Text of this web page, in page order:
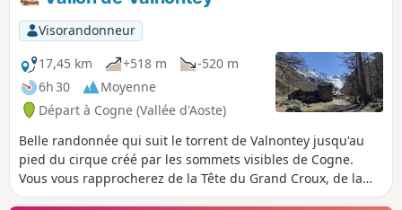
(jusqu'au Point (4) très bien et très facile>Au-
delà, le sentier est fermé : présence de
rubalis>le sentier a été emporté par la
tempête de juillet 2024 en de multiples
endroits>Certains passages sont
extrêmement scabreux, voire dangereux
Visorandonneur
17,45 km
+518 m
-520 m
6h 30
Moyenne
Départ à Cogne (Vallée d'Aoste)
Belle randonnée qui suit le torrent de Valnontey jusqu'au
pied du cirque créé par les sommets visibles de Cogne.
Vous vous rapprocherez de la Tête du Grand Croux, de la
Tête de Valnontey, de la Tête de la Tribolation et de la Punta